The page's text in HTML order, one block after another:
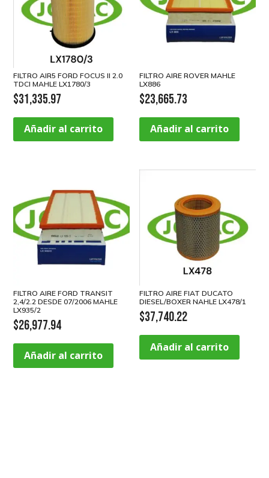
FILTRO AIR5 FORD FOCUS II 2.0
TDCI MAHLE LX1780/3
$31,335.97
Añadir al carrito
FILTRO AIRE ROVER MAHLE
LX886
$23,665.73
Añadir al carrito
FILTRO AIRE FORD TRANSIT
2,4/2.2 DESDE 07/2006 MAHLE
LX935/2
$26,977.94
Añadir al carrito
FILTRO AIRE FIAT DUCATO
DIESEL/BOXER NAHLE LX478/1
$37,740.22
Añadir al carrito